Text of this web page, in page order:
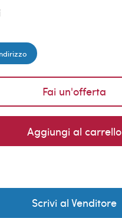
Fai un'offerta
Aggiungi al carrello
Scrivi al Venditore